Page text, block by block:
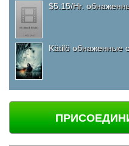
$5.15/Hr.
Kätilö обнаженные